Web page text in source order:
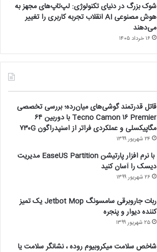
شوک بزرگ در دنیای تکنولوژی: لپ‌تاپ‌های مجهز به
هوش مصنوعی AI انقلاب تجربه کاربری را تغییر
می‌دهند
۱۶ خرداد ۱۴۰۵
قاتل قدرتمند گوشی‌های میان‌رده؛ بررسی تخصصی
Tecno Camon ۱۶ Premier با دوربین ۶۴
مگاپیکسلی و عملکردی فراتر از اسنپدراگون ۷۳۰G
۲۴ شهریور ۱۳۹۹
با نرم افزار پارتیشن EaseUS Partition مدیریت
دیسک را آسان کنید
۲۶ شهریور ۱۳۹۹
ربات جاروبرقی سامسونگ Jetbot Mop یک تمیز
کننده دیوار و پنجره
۲۵ شهریور ۱۳۹۹
شاخص سلامت میکروبیوم روده ، نشانگر سلامت یا